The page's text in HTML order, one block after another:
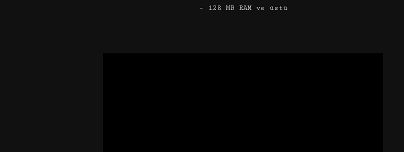
– 128 MB RAM ve üstü